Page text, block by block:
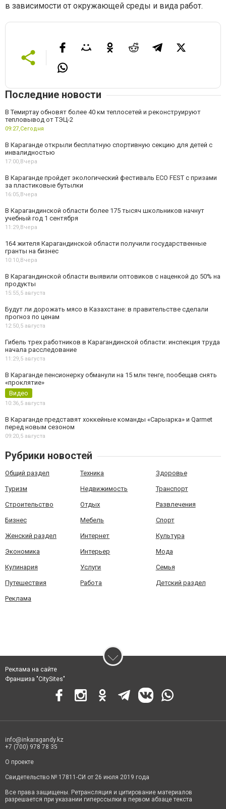
в зависимости от окружающей среды и вида работ.
Последние новости
В Темиртау обновят более 40 км теплосетей и реконструируют
тепловывод от ТЭЦ-2
09:27,Сегодня
В Караганде открыли бесплатную спортивную секцию для детей с
инвалидностью
17:00,Вчера
В Караганде пройдет экологический фестиваль ECO FEST с призами
за пластиковые бутылки
16:05,Вчера
В Карагандинской области более 175 тысяч школьников начнут
учебный год 1 сентября
11:29,Вчера
164 жителя Карагандинской области получили государственные
гранты на бизнес
10:10,Вчера
В Карагандинской области выявили оптовиков с наценкой до 50% на
продукты
15:55,5 августа
Будут ли дорожать мясо в Казахстане: в правительстве сделали
прогноз по ценам
12:50,5 августа
Гибель трех работников в Карагандинской области: инспекция труда
начала расследование
11:29,5 августа
В Караганде пенсионерку обманули на 15 млн тенге, пообещав снять
«проклятие»
Видео
10:36,5 августа
В Караганде представят хоккейные команды «Сарыарка» и Qarmet
перед новым сезоном
09:20,5 августа
Рубрики новостей
Общий раздел Техника Здоровье
Туризм Недвижимость Транспорт
Строительство Отдых Развлечения
Бизнес Мебель Спорт
Женский раздел Интернет Культура
Экономика Интерьер Мода
Кулинария Услуги Семья
Путешествия Работа Детский раздел
Реклама
Реклама на сайте
Франшиза "CitySites"
info@inkaragandy.kz
+7 (700) 978 78 35
О проекте
Свидетельство № 17811-СИ от 26 июля 2019 года
Все права защищены. Ретрансляция и цитирование материалов
разрешается при указании гиперссылки в первом абзаце текста